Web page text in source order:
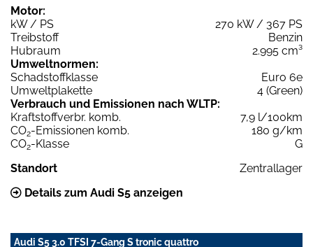
Motor:
kW / PS
270 kW / 367 PS
Treibstoff
Benzin
Hubraum
2.995 cm³
Umweltnormen:
Schadstoffklasse
Euro 6e
Umweltplakette
4 (Green)
Verbrauch und Emissionen nach WLTP:
Kraftstoffverbr. komb.
7,9 l/100km
CO2-Emissionen komb.
180 g/km
CO2-Klasse
G
Standort
Zentrallager
Details zum Audi S5 anzeigen
Audi S5 3.0 TFSI 7-Gang S tronic quattro